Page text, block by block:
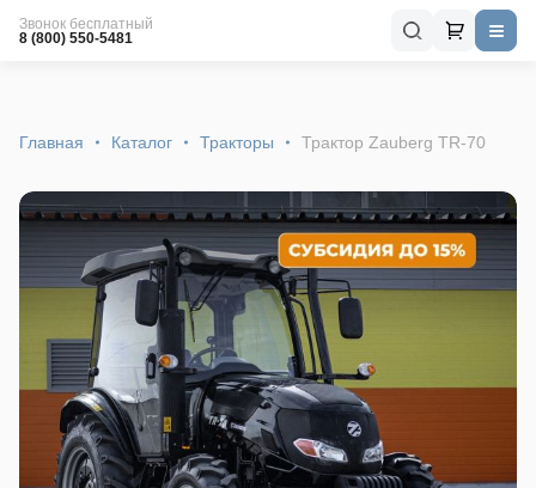
Звонок бесплатный
8 (800) 550-5481
Главная Каталог Тракторы Трактор Zauberg TR-70